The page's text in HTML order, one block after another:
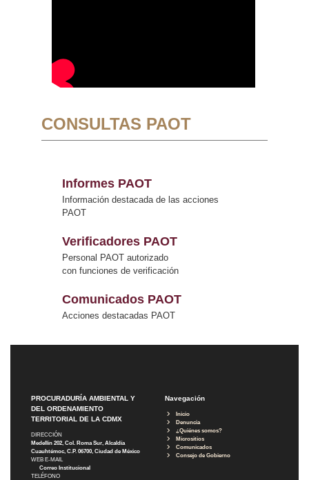
CONSULTAS PAOT
Informes PAOT
Información destacada de las acciones
PAOT
Verificadores PAOT
Personal PAOT autorizado
con funciones de verificación
Comunicados PAOT
Acciones destacadas PAOT
PROCURADURÍA AMBIENTAL Y
DEL ORDENAMIENTO
TERRITORIAL DE LA CDMX
DIRECCIÓN
Medellín 202, Col. Roma Sur, Alcaldía
Cuauhtémoc, C.P. 06700, Ciudad de México
WEB E-MAIL
Correo Institucional
TELÉFONO
Navegación
Inicio
Denuncia
¿Quiénes somos?
Micrositios
Comunicados
Consejo de Gobierno